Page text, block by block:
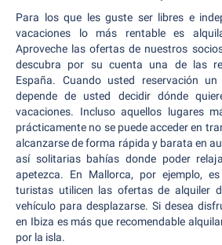
Para los que les guste ser libres e
vacaciones lo más rentable es
Aproveche las ofertas de nuestros
descubra por su cuenta una de las
España. Cuando usted reservación
depende de usted decidir dónde
vacaciones. Incluso aquellos lugares
prácticamente no se puede acceder en
alcanzarse de forma rápida y barata en
así solitarias bahías donde poder
apetezca. En Mallorca, por ejemplo,
turistas utilicen las ofertas de alquiler
vehículo para desplazarse. Si desea
en Ibiza es más que recomendable
por la isla.